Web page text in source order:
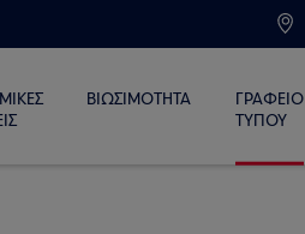
ΒΙΩΣΙΜΟΤΗΤΑ
ΓΡΑΦΕΙΟ
ΤΥΠΟΥ